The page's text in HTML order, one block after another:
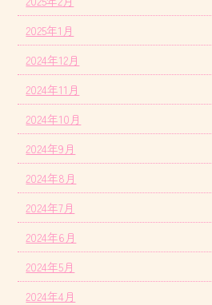
2025年1月
2024年12月
2024年11月
2024年10月
2024年9月
2024年8月
2024年7月
2024年6月
2024年5月
2024年4月